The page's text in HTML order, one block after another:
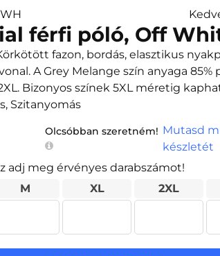
férfi póló, Off
fazon, bordás, elasztikus
A Grey Melange szín anyaga 85%
Bizonyos színek 5XL méretig
Szitanyomás
Olcsóbban szeretném! Mutasd
készletét
adj meg érvényes darabszámot!
M XL 2XL